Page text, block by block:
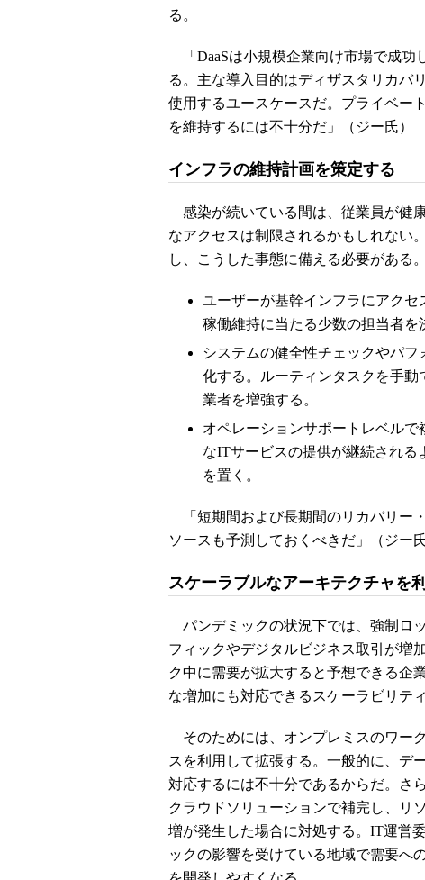
る。
「DaaSは小規模企業向け市場で成功
る。主な導入目的はディザスタリカバ
使用するユースケースだ。プライベー
を維持するには不十分だ」（ジー氏）
インフラの維持計画を策定する
感染が続いている間は、従業員が健
なアクセスは制限されるかもしれない
し、こうした事態に備える必要がある。
ユーザーが基幹インフラにアク
稼働維持に当たる少数の担当者を
システムの健全性チェックやパ
化する。ルーティンタスクを手
業者を増強する。
オペレーションサポートレベル
なITサービスの提供が継続され
を置く。
「短期間および長期間のリカバリー
ソースも予測しておくべきだ」（ジー氏
スケーラブルなアーキテクチャを
パンデミックの状況下では、強制ロ
フィックやデジタルビジネス取引が増
ク中に需要が拡大すると予想できる企
な増加にも対応できるスケーラビリテ
そのためには、オンプレミスのワー
スを利用して拡張する。一般的に、デ
対応するには不十分であるからだ。さ
クラウドソリューションで補完し、リ
増が発生した場合に対処する。IT運営
ックの影響を受けている地域で需要へ